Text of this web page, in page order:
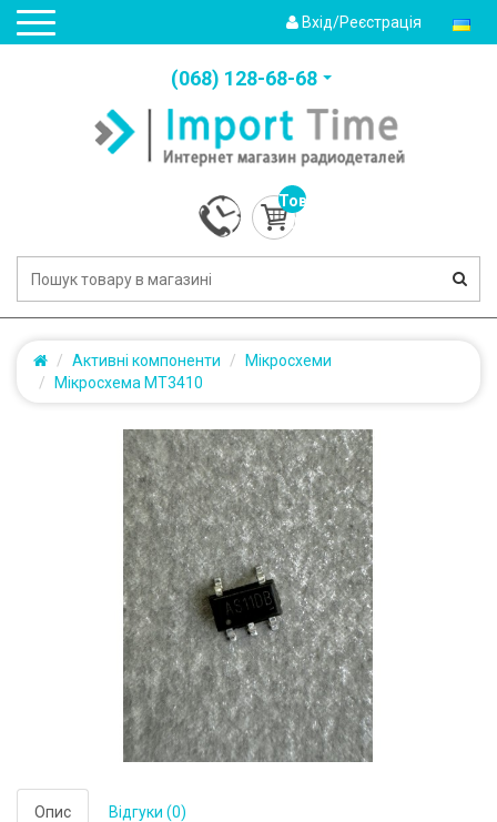
Вхід/Реєстрація
(‎068) 128-68-68
Товарів:
0
(0.0грн.)
Активні компоненти
Мікросхеми
Мікросхема MT3410
Опис Відгуки (0)